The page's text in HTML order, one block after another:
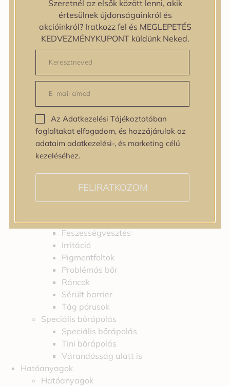
zipiderm
Bőrállapot
Bőrállapot
Bőrtípus
Bőrtípus
Kombinált
Száraz
Zsíros
Bőrprobléma
Bőrprobléma
Bőrpír
Dehidratált bőr
Egyenetlen bőrtextúra
Egyenetlen tónus
Fakóság
Feszességvesztés
Irritáció
Pigmentfoltok
Problémás bőr
Ráncok
Sérült barrier
Tág pórusok
Speciális bőrápolás
Speciális bőrápolás
Tini bőrápolás
Várandósság alatt is
Hatóanyagok
Hatóanyagok
Szeretnél az elsők között lenni, akik
értesülnek újdonságainkról és
akcióinkról? Iratkozz fel és MEGLEPETÉS
KEDVEZMÉNYKUPONT küldünk Neked.
Az Adatkezelési Tájékoztatóban
foglaltakat elfogadom, és hozzájárulok az
adataim adatkezelési-, és marketing célú
kezeléséhez.
FELIRATKOZOM